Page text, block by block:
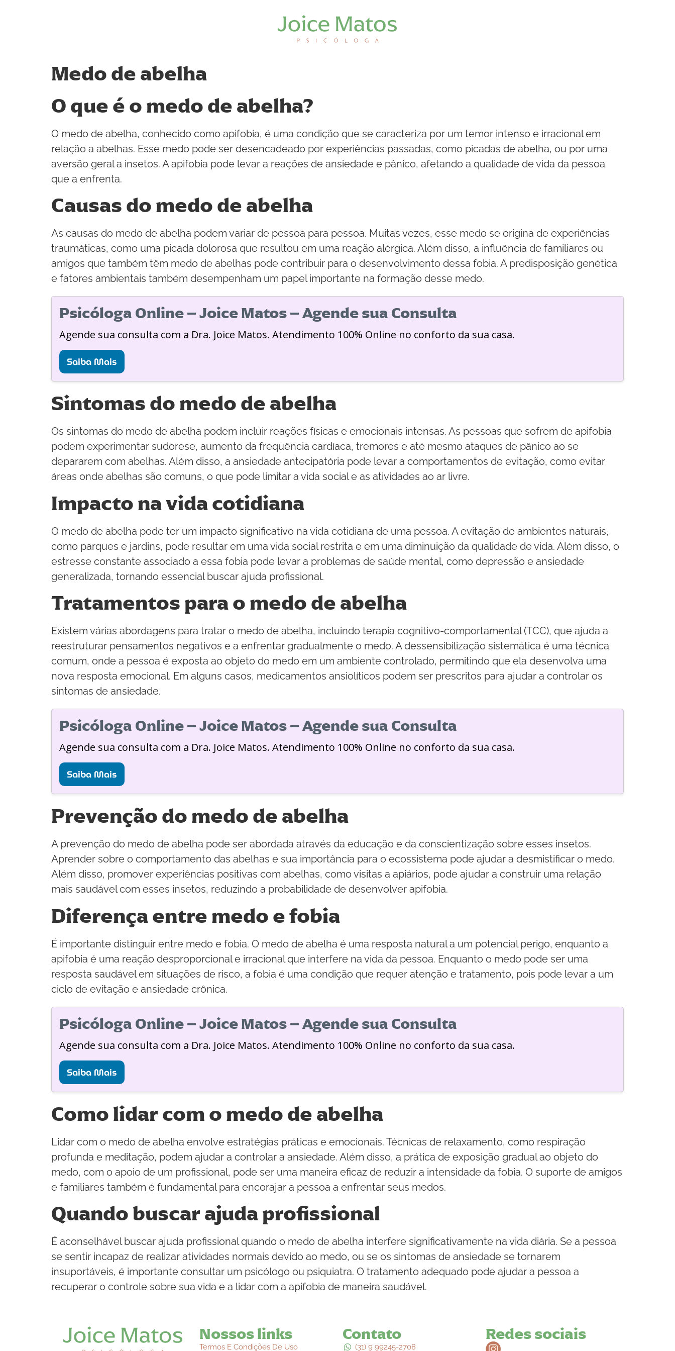
Medo de abelha
O que é o medo de abelha?
O medo de abelha, conhecido como apifobia, é uma condição que se caracteriza por um temor intenso e irracional em
relação a abelhas. Esse medo pode ser desencadeado por experiências passadas, como picadas de abelha, ou por uma
aversão geral a insetos. A apifobia pode levar a reações de ansiedade e pânico, afetando a qualidade de vida da pessoa
que a enfrenta.
Causas do medo de abelha
As causas do medo de abelha podem variar de pessoa para pessoa. Muitas vezes, esse medo se origina de experiências
traumáticas, como uma picada dolorosa que resultou em uma reação alérgica. Além disso, a influência de familiares ou
amigos que também têm medo de abelhas pode contribuir para o desenvolvimento dessa fobia. A predisposição genética
e fatores ambientais também desempenham um papel importante na formação desse medo.
Psicóloga Online – Joice Matos – Agende sua Consulta
Agende sua consulta com a Dra. Joice Matos. Atendimento 100% Online no conforto da sua casa.
Saiba Mais
Sintomas do medo de abelha
Os sintomas do medo de abelha podem incluir reações físicas e emocionais intensas. As pessoas que sofrem de apifobia
podem experimentar sudorese, aumento da frequência cardíaca, tremores e até mesmo ataques de pânico ao se
depararem com abelhas. Além disso, a ansiedade antecipatória pode levar a comportamentos de evitação, como evitar
áreas onde abelhas são comuns, o que pode limitar a vida social e as atividades ao ar livre.
Impacto na vida cotidiana
O medo de abelha pode ter um impacto significativo na vida cotidiana de uma pessoa. A evitação de ambientes naturais,
como parques e jardins, pode resultar em uma vida social restrita e em uma diminuição da qualidade de vida. Além disso, o
estresse constante associado a essa fobia pode levar a problemas de saúde mental, como depressão e ansiedade
generalizada, tornando essencial buscar ajuda profissional.
Tratamentos para o medo de abelha
Existem várias abordagens para tratar o medo de abelha, incluindo terapia cognitivo-comportamental (TCC), que ajuda a
reestruturar pensamentos negativos e a enfrentar gradualmente o medo. A dessensibilização sistemática é uma técnica
comum, onde a pessoa é exposta ao objeto do medo em um ambiente controlado, permitindo que ela desenvolva uma
nova resposta emocional. Em alguns casos, medicamentos ansiolíticos podem ser prescritos para ajudar a controlar os
sintomas de ansiedade.
Psicóloga Online – Joice Matos – Agende sua Consulta
Agende sua consulta com a Dra. Joice Matos. Atendimento 100% Online no conforto da sua casa.
Saiba Mais
Prevenção do medo de abelha
A prevenção do medo de abelha pode ser abordada através da educação e da conscientização sobre esses insetos.
Aprender sobre o comportamento das abelhas e sua importância para o ecossistema pode ajudar a desmistificar o medo.
Além disso, promover experiências positivas com abelhas, como visitas a apiários, pode ajudar a construir uma relação
mais saudável com esses insetos, reduzindo a probabilidade de desenvolver apifobia.
Diferença entre medo e fobia
É importante distinguir entre medo e fobia. O medo de abelha é uma resposta natural a um potencial perigo, enquanto a
apifobia é uma reação desproporcional e irracional que interfere na vida da pessoa. Enquanto o medo pode ser uma
resposta saudável em situações de risco, a fobia é uma condição que requer atenção e tratamento, pois pode levar a um
ciclo de evitação e ansiedade crônica.
Psicóloga Online – Joice Matos – Agende sua Consulta
Agende sua consulta com a Dra. Joice Matos. Atendimento 100% Online no conforto da sua casa.
Saiba Mais
Como lidar com o medo de abelha
Lidar com o medo de abelha envolve estratégias práticas e emocionais. Técnicas de relaxamento, como respiração
profunda e meditação, podem ajudar a controlar a ansiedade. Além disso, a prática de exposição gradual ao objeto do
medo, com o apoio de um profissional, pode ser uma maneira eficaz de reduzir a intensidade da fobia. O suporte de amigos
e familiares também é fundamental para encorajar a pessoa a enfrentar seus medos.
Quando buscar ajuda profissional
É aconselhável buscar ajuda profissional quando o medo de abelha interfere significativamente na vida diária. Se a pessoa
se sentir incapaz de realizar atividades normais devido ao medo, ou se os sintomas de ansiedade se tornarem
insuportáveis, é importante consultar um psicólogo ou psiquiatra. O tratamento adequado pode ajudar a pessoa a
recuperar o controle sobre sua vida e a lidar com a apifobia de maneira saudável.
Nossos links
Termos E Condições De Uso
Contato
(31) 9 99245-2708
Redes sociais